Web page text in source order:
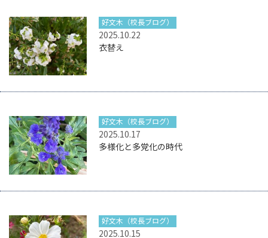
2025.10.22
好文木（校長ブログ）
衣替え
2025.10.17
好文木（校長ブログ）
多様化と多党化の時代
2025.10.15
好文木（校長ブログ）